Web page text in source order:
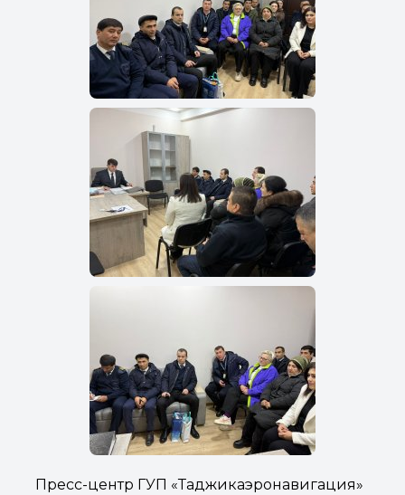
Пресс-центр ГУП «Таджикаэронавигация»